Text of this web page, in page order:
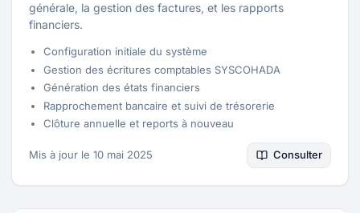
générale, la gestion des factures, et les rapports
financiers.
Configuration initiale du système
Gestion des écritures comptables SYSCOHADA
Génération des états financiers
Rapprochement bancaire et suivi de trésorerie
Clôture annuelle et reports à nouveau
Mis à jour le 10 mai 2025 Consulter